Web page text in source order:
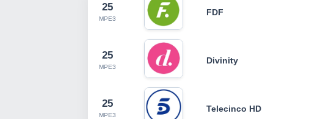
25
MPE3
FDF
25
MPE3
Divinity
25
MPE3
Telecinco HD